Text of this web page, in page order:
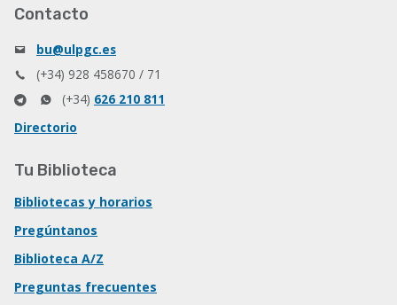
Contacto
bu@ulpgc.es
(+34) 928 458670 / 71
(+34) 626 210 811
Directorio
Tu Biblioteca
Bibliotecas y horarios
Pregúntanos
Biblioteca A/Z
Preguntas frecuentes